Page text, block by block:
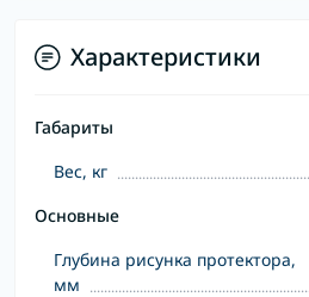
Характеристики
Габариты
Вес, кг
Основные
Глубина рисунка протектора,
мм